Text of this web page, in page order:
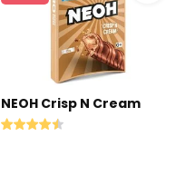
NEOH Crisp N Cream